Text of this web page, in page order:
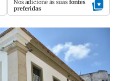
Nos adicione às suas fontes
preferidas